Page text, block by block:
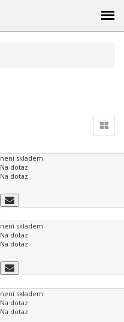
není skladem
Na dotaz
Na dotaz
není skladem
Na dotaz
Na dotaz
není skladem
Na dotaz
Na dotaz